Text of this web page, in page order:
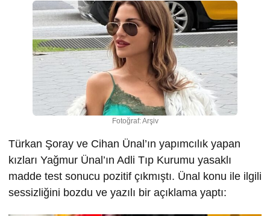
Fotoğraf: Arşiv
Türkan Şoray ve Cihan Ünal’ın yapımcılık yapan
kızları Yağmur Ünal’ın Adli Tıp Kurumu yasaklı
madde test sonucu pozitif çıkmıştı. Ünal konu ile ilgili
sessizliğini bozdu ve yazılı bir açıklama yaptı: